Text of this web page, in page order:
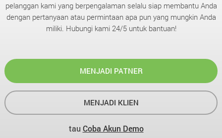
pelanggan kami yang berpengalaman selalu siap membantu Anda
dengan pertanyaan atau permintaan apa pun yang mungkin Anda
miliki. Hubungi kami 24/5 untuk bantuan!
MENJADI PATNER
MENJADI KLIEN
tau Coba Akun Demo